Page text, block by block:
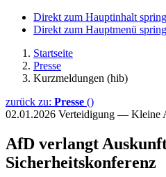
Direkt zum Hauptinhalt
Direkt zum Hauptmenü
Startseite
Presse
Kurzmeldungen (hib)
zurück zu: Presse ()
02.01.2026 Verteidigung — Kleine
AfD verlangt
Sicherheitskonferenz